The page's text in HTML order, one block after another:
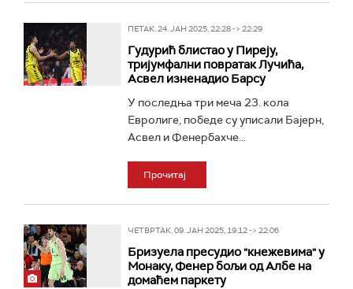
ПЕТАК, 24. ЈАН 2025, 22:28 -> 22:29
Гудурић блистао у Пиреју,
тријумфални повратак Лучића,
Асвел изненадио Барсу
У последња три меча 23. кола
Евролиге, победе су уписали Бајерн,
Асвел и Фенербахче...
Прочитај
ЧЕТВРТАК, 09. ЈАН 2025, 19:12 -> 22:06
Бризуела пресудио "кнежевима" у
Монаку, Фенер бољи од Албе на
домаћем паркету